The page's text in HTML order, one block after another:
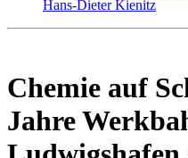
Chemie auf
Jahre